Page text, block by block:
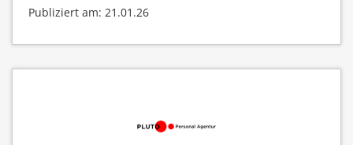
Publiziert am: 21.01.26